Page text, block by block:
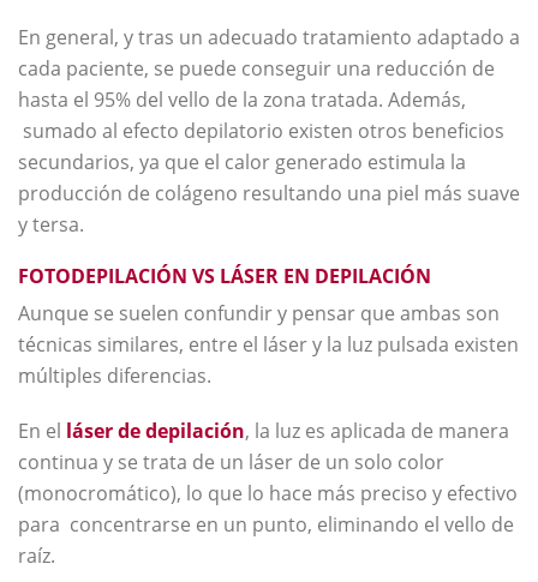
En general, y tras un adecuado tratamiento adaptado a
cada paciente, se puede conseguir una reducción de
hasta el 95% del vello de la zona tratada. Además,
sumado al efecto depilatorio existen otros beneficios
secundarios, ya que el calor generado estimula la
producción de colágeno resultando una piel más suave
y tersa.
FOTODEPILACIÓN VS LÁSER EN DEPILACIÓN
Aunque se suelen confundir y pensar que ambas son
técnicas similares, entre el láser y la luz pulsada existen
múltiples diferencias.
En el láserde depilación, la luz es aplicada de manera
continua y se trata de un láser de un solo color
(monocromático), lo que lo hace más preciso y efectivo
para concentrarse en un punto, eliminando el vello de
raíz.